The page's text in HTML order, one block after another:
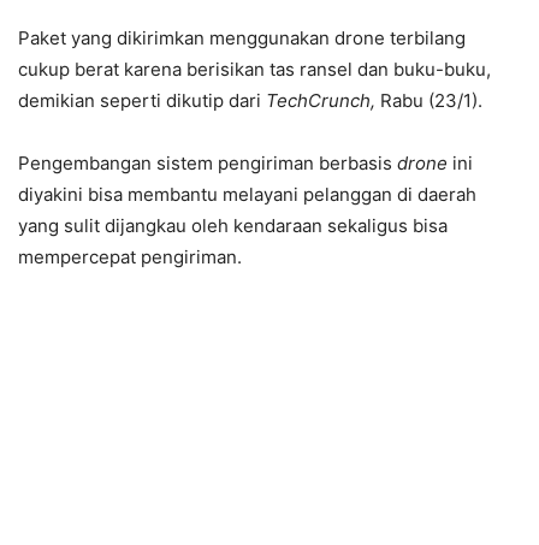
Paket yang dikirimkan menggunakan drone terbilang
cukup berat karena berisikan tas ransel dan buku-buku,
demikian seperti dikutip dari TechCrunch, Rabu (23/1).
Pengembangan sistem pengiriman berbasis drone ini
diyakini bisa membantu melayani pelanggan di daerah
yang sulit dijangkau oleh kendaraan sekaligus bisa
mempercepat pengiriman.